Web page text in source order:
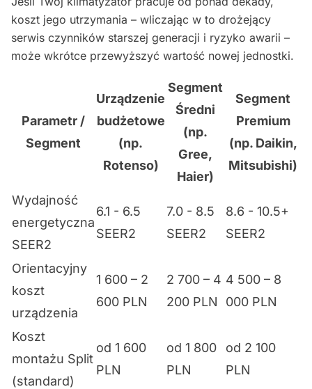
koszt jego utrzymania – wliczając w to drożejący
serwis czynników starszej generacji i ryzyko awarii –
może wkrótce przewyższyć wartość nowej jednostki.
Parametr /
Segment
Urządzenie
budżetowe
(np.
Rotenso)
Segment
Średni
(np.
Gree,
Haier)
Segment
Premium
(np. Daikin,
Mitsubishi)
Wydajność
energetyczna
SEER2
6.1 - 6.5
SEER2
7.0 - 8.5
SEER2
8.6 - 10.5+
SEER2
Orientacyjny
koszt
urządzenia
1 600 – 2
600 PLN
2 700 – 4
200 PLN
4 500 – 8
000 PLN
Koszt
montażu Split
(standard)
od 1 600
PLN
od 1 800
PLN
od 2 100
PLN